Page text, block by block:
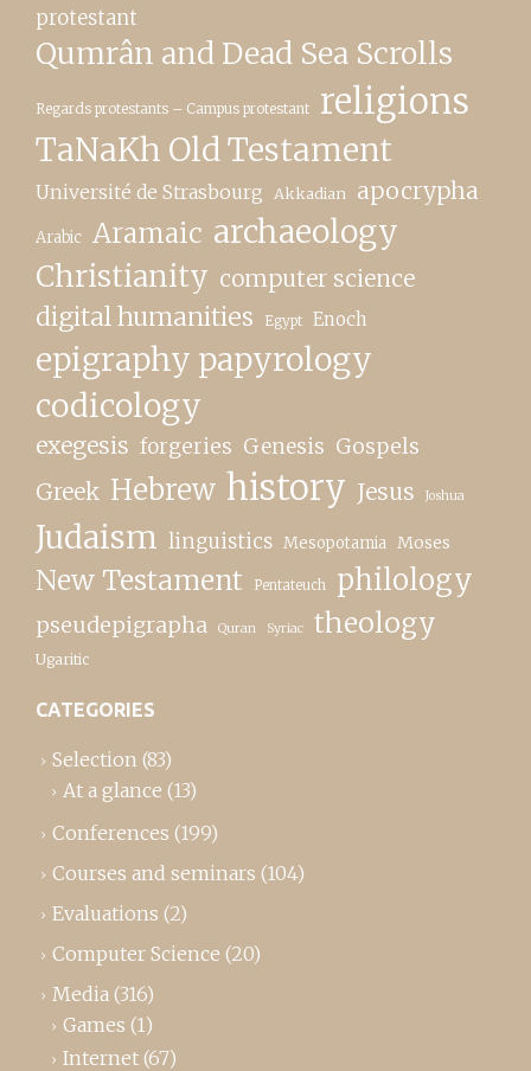
protestant
Qumrân and Dead Sea Scrolls
Regards protestants – Campus protestant religions
TaNaKh Old Testament
Université de Strasbourg Akkadian apocrypha
Arabic Aramaic archaeology
Christianity computer science
digital humanities Egypt Enoch
epigraphy papyrology
codicology
exegesis forgeries Genesis Gospels
Greek Hebrew history Jesus Joshua
Judaism linguistics Mesopotamia Moses
New Testament Pentateuch philology
pseudepigrapha Quran Syriac theology
Ugaritic
CATEGORIES
Selection (83)
At a glance (13)
Conferences (199)
Courses and seminars (104)
Evaluations (2)
Computer Science (20)
Media (316)
Games (1)
Internet (67)